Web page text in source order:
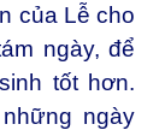
của Lễ cho
ngày, để
tốt hơn.
ngày